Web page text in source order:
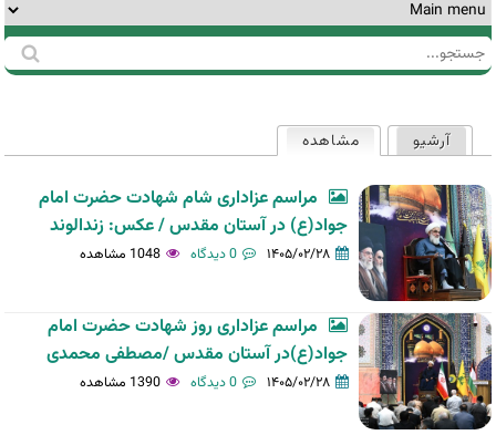
فرم
جستجو
اولیه
آرشیو مشاهده
مراسم عزاداری شام شهادت حضرت امام
جواد(ع) در آستان مقدس / عکس: زندالوند
۱۴۰۵/۰۲/۲۸ 0 دیدگاه 1048 مشاهده
مراسم عزاداری روز شهادت حضرت امام
جواد(ع)در آستان مقدس /مصطفی محمدی
۱۴۰۵/۰۲/۲۸ 0 دیدگاه 1390 مشاهده